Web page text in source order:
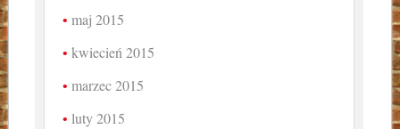
maj 2015
kwiecień 2015
marzec 2015
luty 2015